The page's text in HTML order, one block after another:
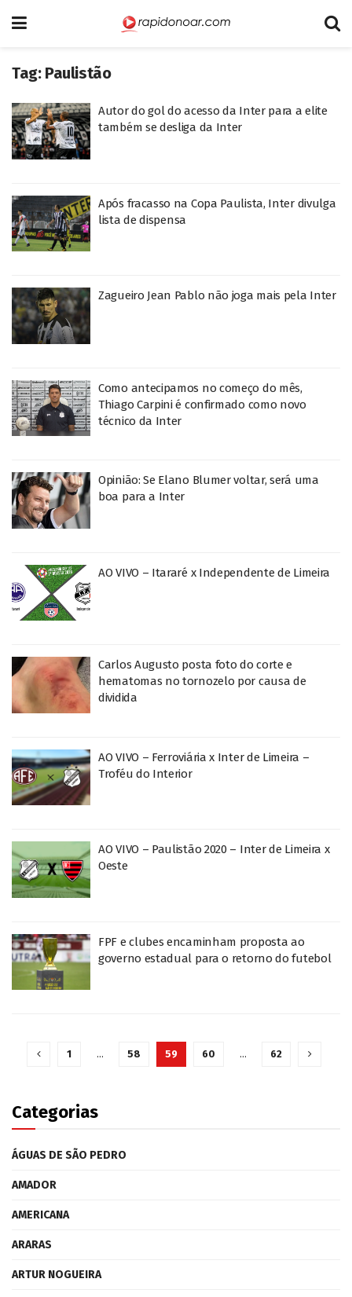
Tag: Paulistão
Autor do gol do acesso da Inter para a elite
também se desliga da Inter
Após fracasso na Copa Paulista, Inter divulga
lista de dispensa
Zagueiro Jean Pablo não joga mais pela Inter
Como antecipamos no começo do mês,
Thiago Carpini é confirmado como novo
técnico da Inter
Opinião: Se Elano Blumer voltar, será uma
boa para a Inter
AO VIVO – Itararé x Independente de Limeira
Carlos Augusto posta foto do corte e
hematomas no tornozelo por causa de
dividida
AO VIVO – Ferroviária x Inter de Limeira –
Troféu do Interior
AO VIVO – Paulistão 2020 – Inter de Limeira x
Oeste
FPF e clubes encaminham proposta ao
governo estadual para o retorno do futebol
1 … 58 59 60 … 62
Categorias
ÁGUAS DE SÃO PEDRO
AMADOR
AMERICANA
ARARAS
ARTUR NOGUEIRA